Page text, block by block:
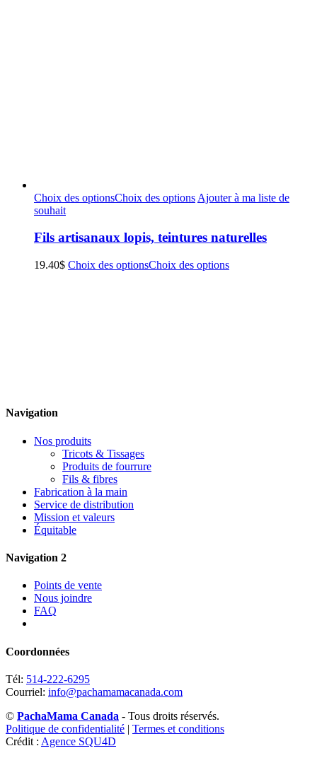
Choix des optionsChoix des options Ajouter à ma liste de
souhait
Fils artisanaux lopis, teintures naturelles
19.40$ Choix des optionsChoix des options
Navigation
Nos produits
Tricots & Tissages
Produits de fourrure
Fils & fibres
Fabrication à la main
Service de distribution
Mission et valeurs
Équitable
Navigation 2
Points de vente
Nous joindre
FAQ
Coordonnées
Tél: 514-222-6295
Courriel: info@pachamamacanada.com
© PachaMama Canada - Tous droits réservés.
Politique de confidentialité | Termes et conditions
Crédit : Agence SQU4D